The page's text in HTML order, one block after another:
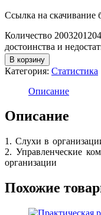
Ссылка на скачивание
Количество
достоинства и
В корзину
Категория: Статистика
Описание
Описание
1. Слухи в
2. Управленческие
организации
Похожие